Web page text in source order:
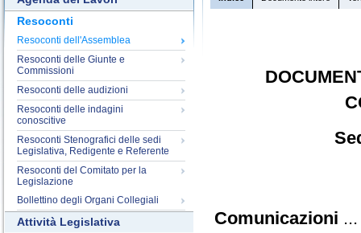
Resoconti
Resoconti dell'Assemblea
Resoconti delle Giunte e
Commissioni
Resoconti delle audizioni
Resoconti delle indagini
conoscitive
Resoconti Stenografici delle sedi
Legislativa, Redigente e Referente
Resoconti del Comitato per la
Legislazione
Bollettino degli Organi Collegiali
Attività Legislativa
Comunicazioni